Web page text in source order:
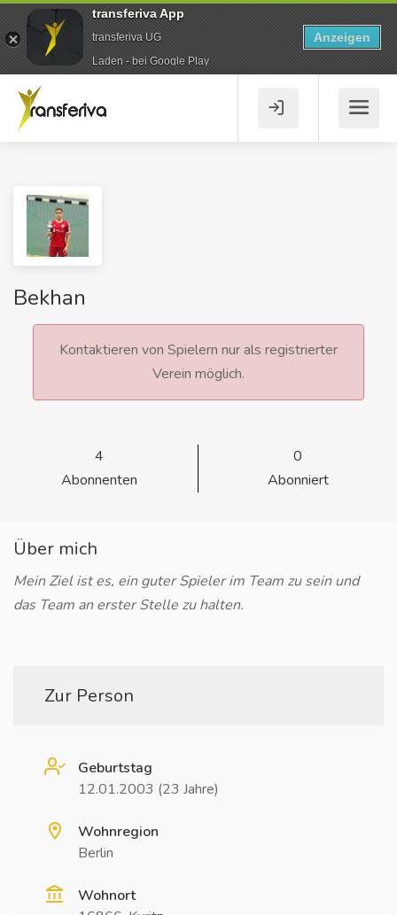
Bekhan
Kontaktieren von Spielern nur als registrierter
Verein möglich.
4
Abonnenten
0
Abonniert
Über mich
Mein Ziel ist es, ein guter Spieler im Team zu sein und
das Team an erster Stelle zu halten.
Zur Person
Geburtstag
12.01.2003 (23 Jahre)
Wohnregion
Berlin
Wohnort
transferiva App
transferiva UG
Laden - bei Google Play
Anzeigen